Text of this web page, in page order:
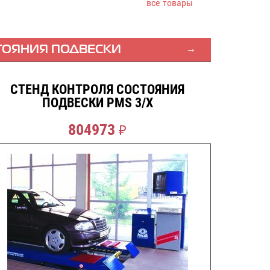
все товары
ПОДВЕСКИ
СТЕНД КОНТРОЛЯ СОСТОЯНИЯ
ПОДВЕСКИ PMS 3/X
804973 ₽